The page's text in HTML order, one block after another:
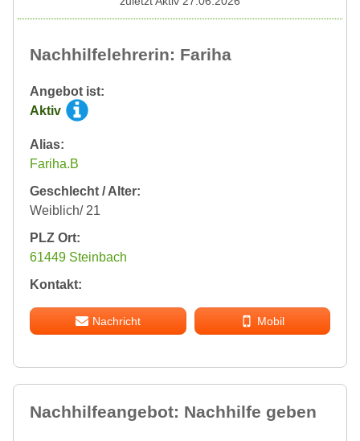
Nachhilfelehrerin: Fariha
Angebot ist:
Aktiv
Alias:
Fariha.B
Geschlecht / Alter:
Weiblich/ 21
PLZ Ort:
61449 Steinbach
Kontakt:
Nachricht Mobil
Nachhilfeangebot: Nachhilfe geben